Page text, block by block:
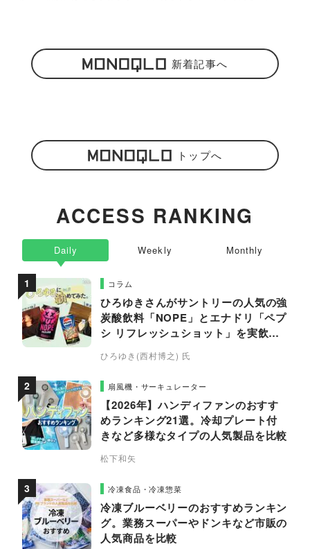
新着記事へ
トップへ
ACCESS RANKING
Daily
コラム
ひろゆきさんがサントリーの人気の強
炭酸飲料「NOPE」とエナドリ「ペプ
シ リフレッシュショット」を実飲し
ひろゆき(西村博之) 氏
扇風機・サーキュレーター
【2026年】ハンディファンのおすす
めランキング21選。冷却プレート付
きなど多様なタイプの人気製品を比較
松下和矢
冷凍食品・冷凍惣菜
冷凍ブルーベリーのおすすめランキン
グ。業務スーパーやドンキなど市販の
人気商品を比較
Weekly Monthly